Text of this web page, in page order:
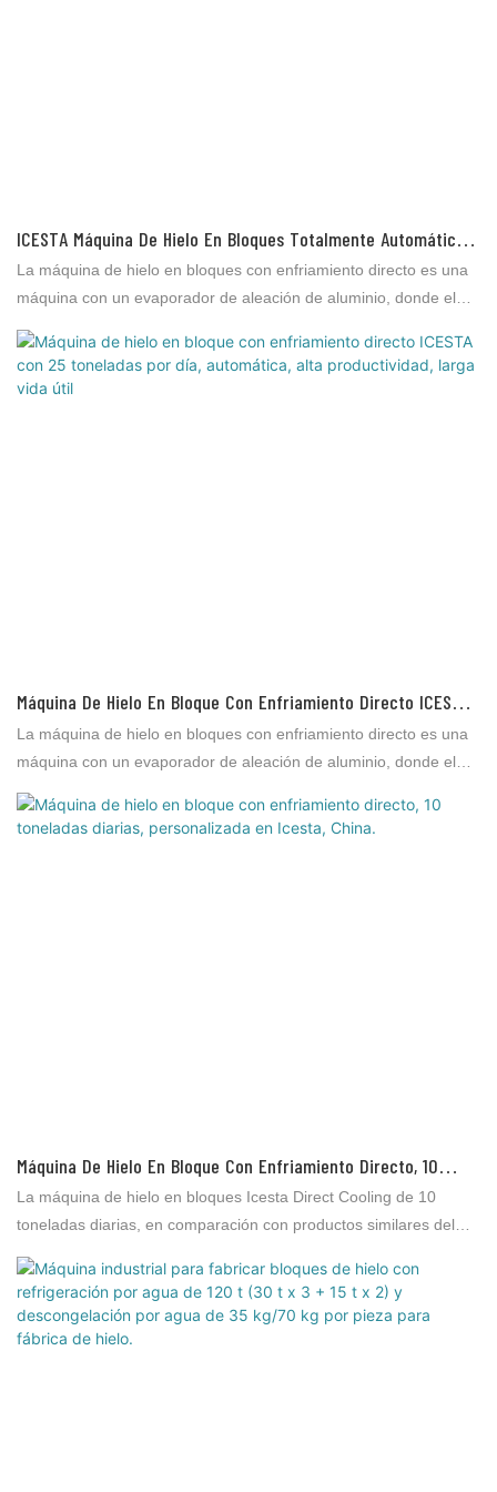
ICESTA Máquina De Hielo En Bloques Totalmente Automática
De 15 T Con Enfriamiento Directo Industrial Ahorro De Energía
Larga Vida Útil Alta Calidad
La máquina de hielo en bloques con enfriamiento directo es una
máquina con un evaporador de aleación de aluminio, donde el
refrigerante se evapora e intercambia directamente para producir
hielo sin otros medios de intercambio de calor (como agua
salada). Se utiliza para el procesamiento de productos acuáticos,
Máquina De Hielo En Bloque Con Enfriamiento Directo ICESTA
Con 25 Toneladas Por Día, Automática, Alta Productividad,
Larga Vida Útil
La máquina de hielo en bloques con enfriamiento directo es una
máquina con un evaporador de aleación de aluminio, donde el
refrigerante se evapora e intercambia directamente para producir
hielo sin otros medios de intercambio de calor (como agua
Máquina De Hielo En Bloque Con Enfriamiento Directo, 10
Toneladas Diarias, Personalizada En Icesta, China.
La máquina de hielo en bloques Icesta Direct Cooling de 10
toneladas diarias, en comparación con productos similares del
rendimiento, calidad, apariencia, etc., y goza de una excelente
reputación. Brother Ice System analiza las deficiencias de
productos anteriores y las mejora continuamente. Las